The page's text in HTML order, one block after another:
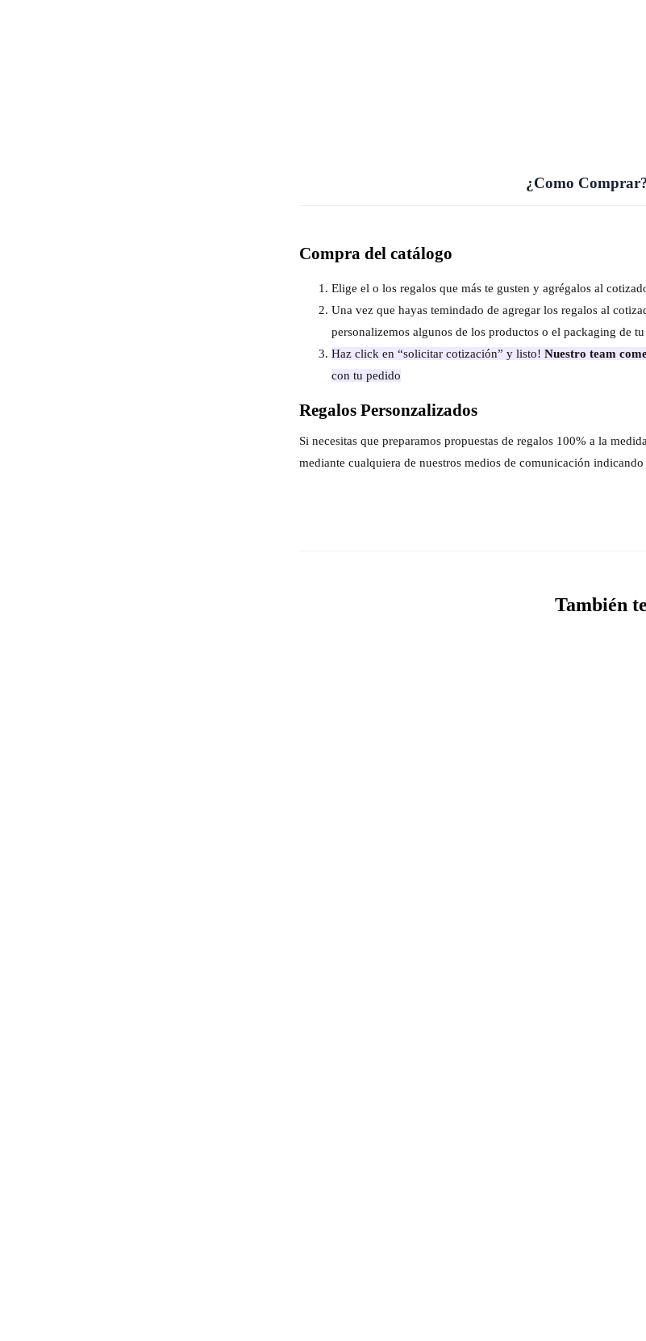
¿Como
Compra del catálogo
Elige el o los regalos que más te gusten y agrégalos al
Una vez que hayas temindado de agregar los regalos al
personalizemos algunos de los productos o el packaging de
Haz click en “solicitar cotización” y listo! Nuestro team
con tu pedido
Regalos Personzalizados
Si necesitas que preparamos propuestas de regalos 100% a la
mediante cualquiera de nuestros medios de comunicación
También